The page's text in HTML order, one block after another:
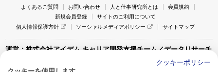
よくあるご質問 お問い合わせ 人と仕事研究所とは
会員規約
新規会員登録
サイトのご利用について
個人情報保護方針
ソーシャルメディアポリシー サイトマップ
運営：株式会社アイデム キャリア開発支援チーム／データリサーチ
クッキーポリシー